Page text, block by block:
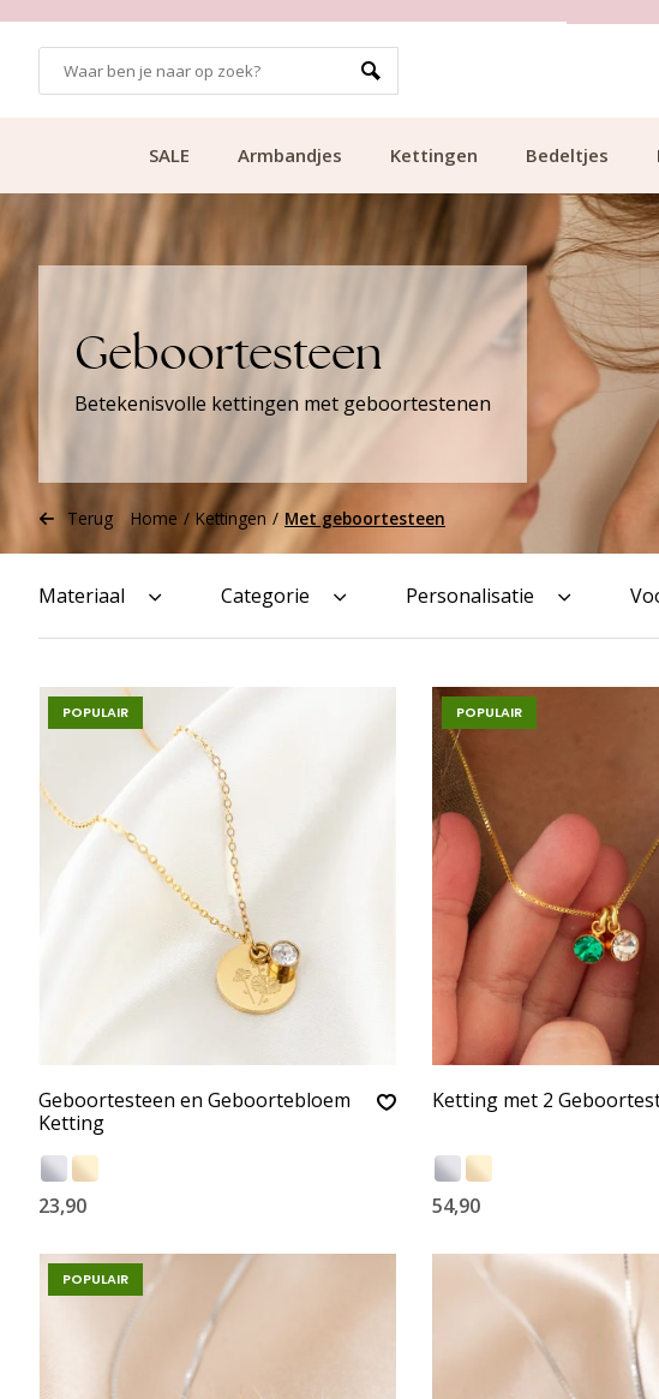
SALE Armbandjes Kettingen Bedeltjes
Geboortesteen
Betekenisvolle kettingen met geboortestenen
Terug Home / Kettingen / Met geboortesteen
Materiaal Categorie Personalisatie
POPULAIR
Geboortesteen en Geboortebloem
Ketting
23,90
POPULAIR
Ketting met 2
54,90
POPULAIR